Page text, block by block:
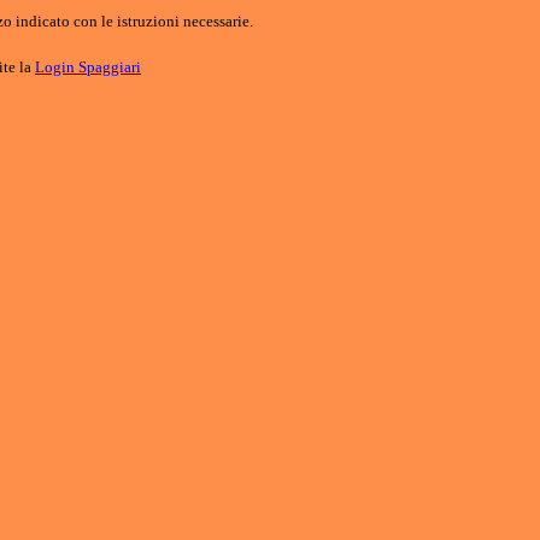
indicato con le istruzioni necessarie.
la Login Spaggiari